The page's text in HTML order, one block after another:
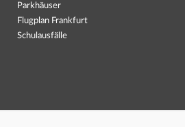
Parkhäuser
Flugplan Frankfurt
Schulausfälle